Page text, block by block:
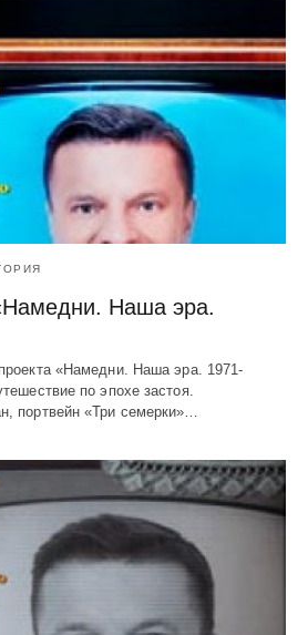
Наша эра.
«Намедни. Наша эра. 1971-
по эпохе застоя.
портвейн «Три семерки»…